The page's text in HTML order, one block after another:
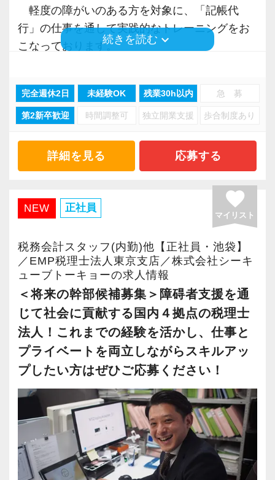
【未経験でも安心！】
弊社では数年前から未経験の採用をしていま
あれば聞きやすい職場を目指しています。
当面は事務作業から行って頂きますが、代表や
に対応するのかなどを体験して頂きます。
入社される方の成長に合わせて徐々に担当を引
【対面も、効率も大事にしたい方へ！】
に！基本はITやメール・電話・LINE（社用携帯
支給）で対応しつつ、遠方については半年に一
度のペースでご訪問することができます。
また、近隣のお客様へも訪問は3カ月に一度にな
っています。
お客様と対面でお話する機会を大事にしたい
方。その上で、効率も重視しながら働きたい方
には最適です！
軽度の障がいのある方を対象に、「記帳代
行」の仕事を通して実践的なトレーニングをお
こなっております。
他にもさまざまな会計事務所から「記帳代行」
の仕事を受注しております。
◆今回の募集について
職業指導（生活支援）スタッフを募集してい
・現在男性3名、女性4名の計7名の組織です。
・完全週休2日制のお仕事です。残業はほぼご
ざいません。
・スケジュールに合わせて業務量は分担・調
整していきますので、無理のないペースで働け
ます。
・（勤務時間）9：00～18：00／（サービス
提供時間）9：30～16：00
・基本操作ができる程度のPCスキルをお持ち
であれば、資格や経験は問いません。
「関わる人が全員楽しめる」事業所を一緒に
作っていきませんか？
◆会計・税務の仕事を通じた福祉事業に興味が
ある方、大歓迎です。
続きを読む keyboard_arrow_down
完全週休2日 未経験OK 残業30h以内 急 募
第2新卒歓迎 時間調整可 独立開業支援 歩合制度あり
詳細を見る 応募する
NEW 正社員 favorite
マイリスト
税務会計スタッフ(内勤)他【正社員・池袋】
／EMP税理士法人東京支店／株式会社シーキ
ューブトーキョーの求人情報
＜将来の幹部候補募集＞障碍者支援を通
じて社会に貢献する国内４拠点の税理士
法人！これまでの経験を活かし、仕事と
プライベートを両立しながらスキルアッ
プしたい方はぜひご応募ください！